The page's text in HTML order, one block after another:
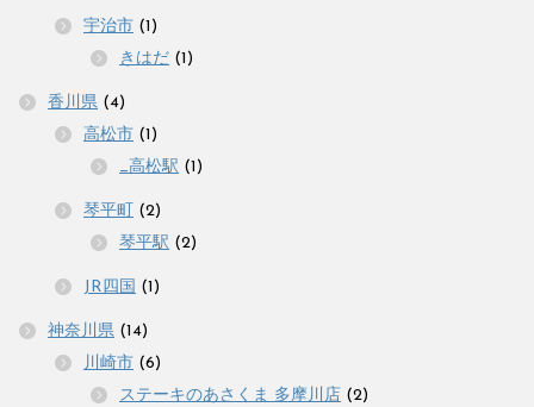
宇治市 (1)
きはだ (1)
香川県 (4)
高松市 (1)
_高松駅 (1)
琴平町
(2)
琴平駅 (2)
JR四国 (1)
神奈川県 (14)
川崎市 (6)
ステーキのあさくま 多摩川店 (2)